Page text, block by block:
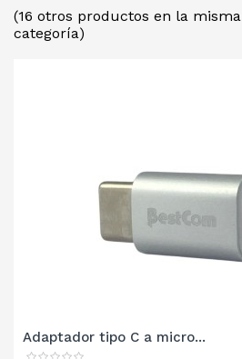
(16 otros productos en la misma
categoría)
Adaptador tipo C a micro...